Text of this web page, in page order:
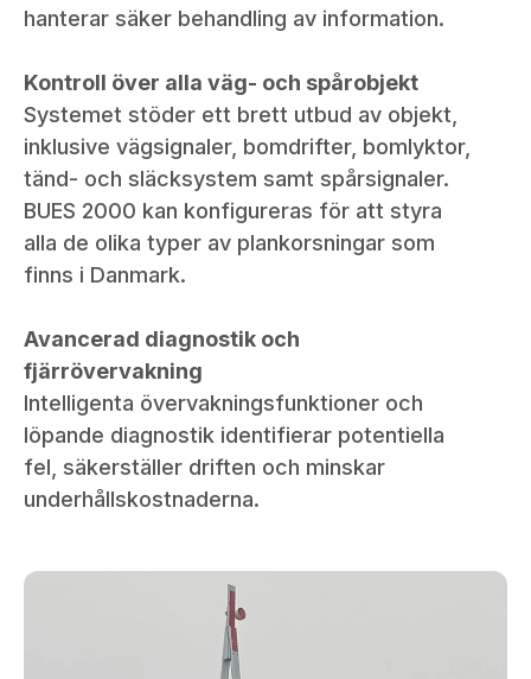
hanterar säker behandling av information.
Kontroll över alla väg- och spårobjekt
Systemet stöder ett brett utbud av objekt,
inklusive vägsignaler, bomdrifter, bomlyktor,
tänd- och släcksystem samt spårsignaler.
BUES 2000 kan konfigureras för att styra
alla de olika typer av plankorsningar som
finns i Danmark.
Avancerad diagnostik och
fjärrövervakning
Intelligenta övervakningsfunktioner och
löpande diagnostik identifierar potentiella
fel, säkerställer driften och minskar
underhållskostnaderna.